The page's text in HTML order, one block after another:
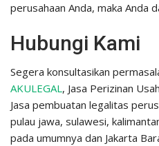
perusahaan Anda, maka Anda
Hubungi Kami
Segera konsultasikan
AKULEGAL, Jasa Perizinan
Jasa pembuatan legalitas
pulau jawa, sulawesi,
pada umumnya dan Jakarta